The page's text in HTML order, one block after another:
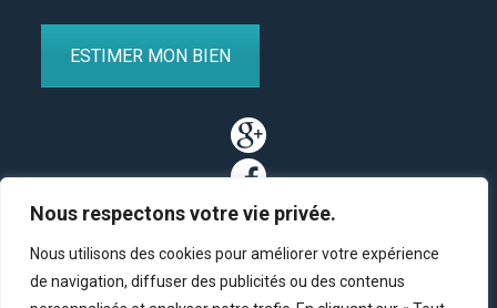
Nous respectons votre vie privée.
Nous utilisons des cookies pour améliorer votre expérience
de navigation, diffuser des publicités ou des contenus
ESTIMER MON BIEN